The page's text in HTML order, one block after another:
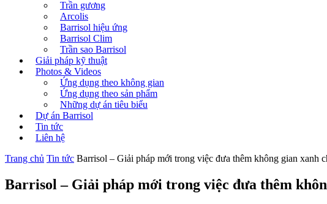
Trần gương
Arcolis
Barrisol hiệu ứng
Barrisol Clim
Trần sao Barrisol
Giải pháp kỹ thuật
Photos & Videos
Ứng dụng theo không gian
Ứng dụng theo sản phẩm
Những dự án tiêu biểu
Dự án Barrisol
Tin tức
Liên hệ
Trang chủ Tin tức Barrisol – Giải pháp mới trong việc đưa thêm không gian xanh
Barrisol – Giải pháp mới trong việc đưa thêm